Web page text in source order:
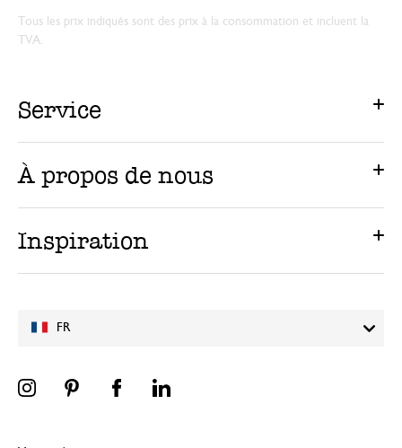
FR
Tous les prix indiqués sont des prix à la consommation et incluent la
TVA.
Service
À propos de nous
Inspiration